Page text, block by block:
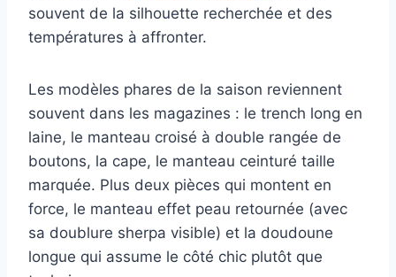
souvent de la silhouette recherchée et des
températures à affronter.
Les modèles phares de la saison reviennent
souvent dans les magazines : le trench long en
laine, le manteau croisé à double rangée de
boutons, la cape, le manteau ceinturé taille
marquée. Plus deux pièces qui montent en
force, le manteau effet peau retournée (avec
sa doublure sherpa visible) et la doudoune
longue qui assume le côté chic plutôt que